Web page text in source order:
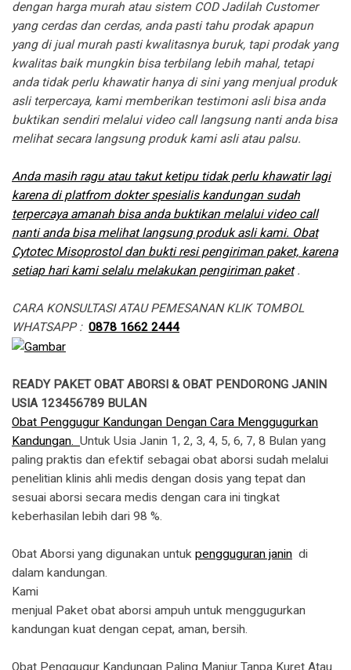
dengan harga murah atau sistem COD Jadilah Customer
yang cerdas dan cerdas, anda pasti tahu prodak apapun
yang di jual murah pasti kwalitasnya buruk, tapi prodak yang
kwalitas baik mungkin bisa terbilang lebih mahal, tetapi
anda tidak perlu khawatir hanya di sini yang menjual produk
asli terpercaya, kami memberikan testimoni asli bisa anda
buktikan sendiri melalui video call langsung nanti anda bisa
melihat secara langsung produk kami asli atau palsu.
Anda masih ragu atau takut ketipu tidak perlu khawatir lagi
karena di platfrom dokter spesialis kandungan sudah
terpercaya amanah bisa anda buktikan melalui video call
nanti anda bisa melihat langsung produk asli kami. Obat
Cytotec Misoprostol dan bukti resi pengiriman paket, karena
setiap hari kami selalu melakukan pengiriman paket.
CARA KONSULTASI ATAU PEMESANAN KLIK TOMBOL
WHATSAPP : 0878 1662 2444
READY PAKET OBAT ABORSI & OBAT PENDORONG JANIN
USIA 123456789 BULAN
Obat Penggugur Kandungan Dengan Cara Menggugurkan
Kandungan. Untuk Usia Janin 1, 2, 3, 4, 5, 6, 7, 8 Bulan yang
paling praktis dan efektif sebagai obat aborsi sudah melalui
penelitian klinis ahli medis dengan dosis yang tepat dan
sesuai aborsi secara medis dengan cara ini tingkat
keberhasilan lebih dari 98 %.
Obat Aborsi yang digunakan untuk pengguguran janin di
dalam kandungan.
​Kami
menjual Paket obat aborsi ampuh untuk menggugurkan
kandungan kuat dengan cepat, aman, bersih.
Obat Penggugur Kandungan Paling Manjur Tanpa Kuret Atau